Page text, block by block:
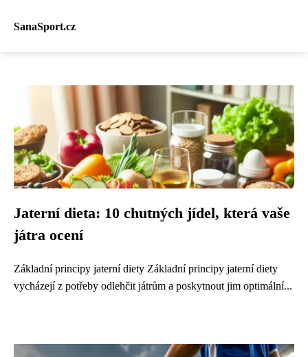
SanaSport.cz
Jaterní dieta: 10 chutných jídel, která vaše
játra ocení
Základní principy jaterní diety Základní principy jaterní diety
vycházejí z potřeby odlehčit játrům a poskytnout jim optimální...